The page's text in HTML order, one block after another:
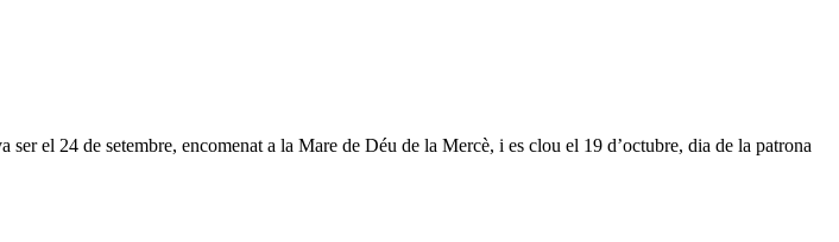
el 24 de setembre, encomenat a la Mare de Déu de la Mercè, i es clou el 19 d’octubre, dia de la patrona